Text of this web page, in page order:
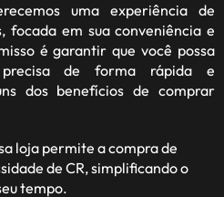
uma experiência de
focada em sua conveniência e
é garantir que você possa
de forma rápida e
dos benefícios de comprar
loja permite a compra de
de CR, simplificando o
tempo.